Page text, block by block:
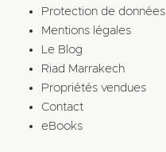
Protection de données
Mentions légales
Le Blog
Riad Marrakech
Propriétés vendues
Contact
eBooks